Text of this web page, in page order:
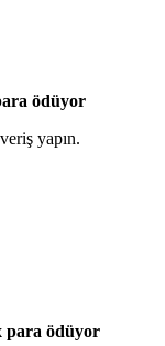
ödüyor
yapın.
para ödüyor